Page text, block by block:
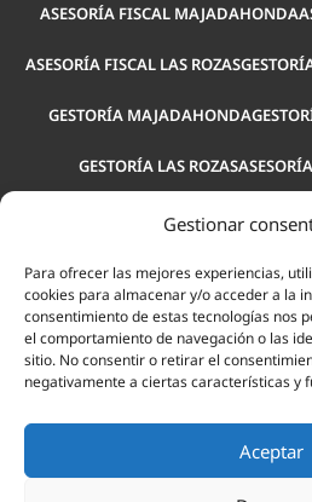
Gestionar
Para ofrecer las mejores experiencias,
cookies para almacenar y/o acceder a la
consentimiento de estas tecnologías nos
el comportamiento de navegación o las
sitio. No consentir o retirar el
negativamente a ciertas características y
Aceptar
ASESORÍA FISCAL MAJADAHONDA
ASESORÍA FISCAL LAS ROZAS
GESTORÍA MAJADAHONDA
GESTORÍA LAS ROZAS
ASESORÍA LABORAL MAJADAHONDA
ASESORÍA PARA EMPRESAS POZUELO
ASESORÍA LABORAL
AVISO LEGAL POLÍTICA DE PRIVACIDAD